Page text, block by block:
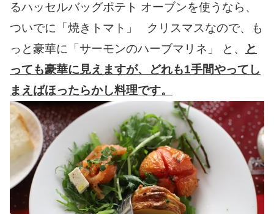
るハッセルバッグポテト オーブンを使うなら、
ついでに「焼きトマト」 クリスマスなので、も
っと豪華に「サーモンのハーブマリネ」 と、
と
っても豪華に見えますが、どれも1手間やってし
まえばほったらかし料理です。